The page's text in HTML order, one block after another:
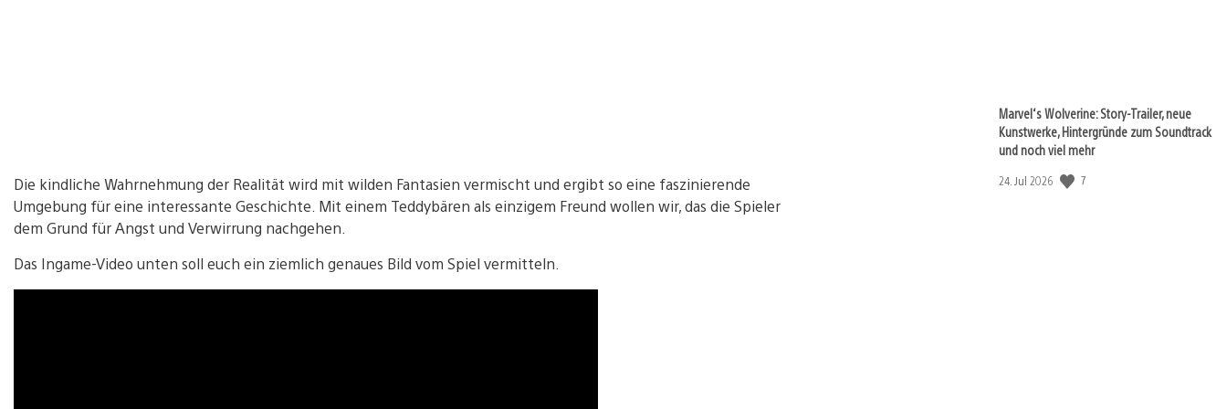
Die kindliche Wahrnehmung der Realität wird mit wilden Fantasien vermischt und ergibt so eine faszinierende
Umgebung für eine interessante Geschichte. Mit einem Teddybären als einzigem Freund wollen wir, das die Spieler
dem Grund für Angst und Verwirrung nachgehen.
Das Ingame-Video unten soll euch ein ziemlich genaues Bild vom Spiel vermitteln.
Marvel‘s Wolverine: Story-Trailer, neue
Kunstwerke, Hintergründe zum Soundtrack
und noch viel mehr
Veröffentlichungsdatum:
24. Jul 2026 7